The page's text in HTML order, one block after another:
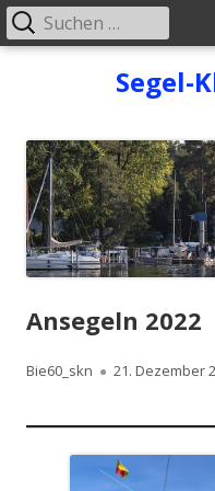
Segel-
Primäres
Suchen
nach:
Ansegeln 2022
Autor
Bie60_skn
Veröffentlicht
21. Dezember